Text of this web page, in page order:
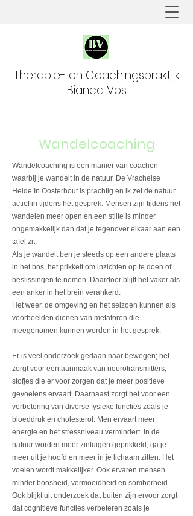
Therapie- en Coachingspraktijk
Bianca Vos
Wandelcoaching
Wandelcoaching is een manier van coachen
waarbij je wandelt in de natuur. De Vrachelse
Heide In Oosterhout is prachtig en ik zet de natuur
actief in tijdens het gesprek. Mensen zijn tijdens het
wandelen meer open en een stilte is minder
ongemakkelijk dan dat je tegenover elkaar aan een
tafel zit.
Als je wandelt ben je steeds op een andere plaats
in het bos, het prikkelt om inzichten op te doen of
beslissingen te nemen. Daardoor blijft het vaker als
een anker in het brein verankerd.
Het weer, de omgeving en het seizoen kunnen als
voorbeelden dienen van metaforen die
meegenomen kunnen worden in het gesprek.
Er is veel onderzoek gedaan naar bewegen; het
zorgt voor een aanmaak van neurotransmitters,
stofjes die er voor zorgen dat je meer positieve
gevoelens ervaart. Daarnaast zorgt het voor een
verbetering van diverse fysieke functies zoals je
bloeddruk en cholesterol. Men ervaart meer
energie en het stressniveau vermindert. In de
natuur worden meer zintuigen geprikkeld, ga je
meer uit je hoofd en meer in je lichaam zitten. Het
voelen wordt makkelijker. Ook ervaren mensen
minder boosheid, vermoeidheid en somberheid.
Ook blijkt uit onderzoek dat buiten zijn ervoor zorgt
dat cognitieve functies verbeteren zoals je